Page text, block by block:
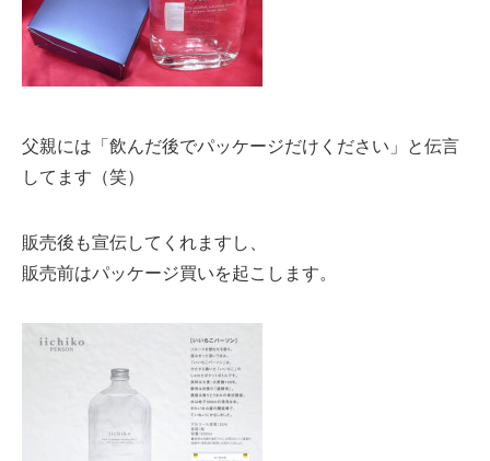
父親には「飲んだ後でパッケージだけください」と伝言
してます（笑）
販売後も宣伝してくれますし、
販売前はパッケージ買いを起こします。